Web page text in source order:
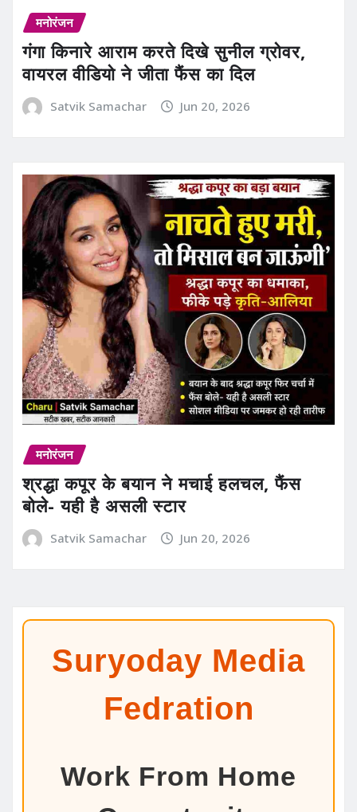
मनोरंजन
गंगा किनारे आराम करते दिखे सुनील ग्रोवर,
वायरल वीडियो ने जीता फैंस का दिल
Satvik Samachar Jun 20, 2026
मनोरंजन
श्रद्धा कपूर के बयान ने मचाई हलचल, फैंस
बोले- यही है असली स्टार
Satvik Samachar Jun 20, 2026
Suryoday Media
Fedration
Work From Home